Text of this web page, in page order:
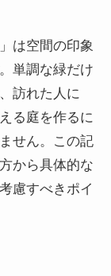
」は空間の印象
単調な緑だけ
訪れた人に
る庭を作るに
せん。この記
から具体的な
慮すべきポイ